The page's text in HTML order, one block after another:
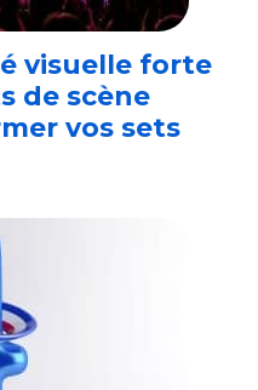
visuelle forte
de scène
vos sets